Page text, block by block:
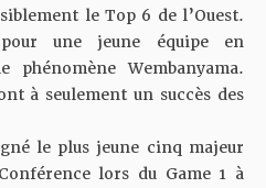
le Top 6 de l’Ouest.
une jeune équipe en
phénomène Wembanyama.
à seulement un succès des
le plus jeune cinq majeur
lors du Game 1 à